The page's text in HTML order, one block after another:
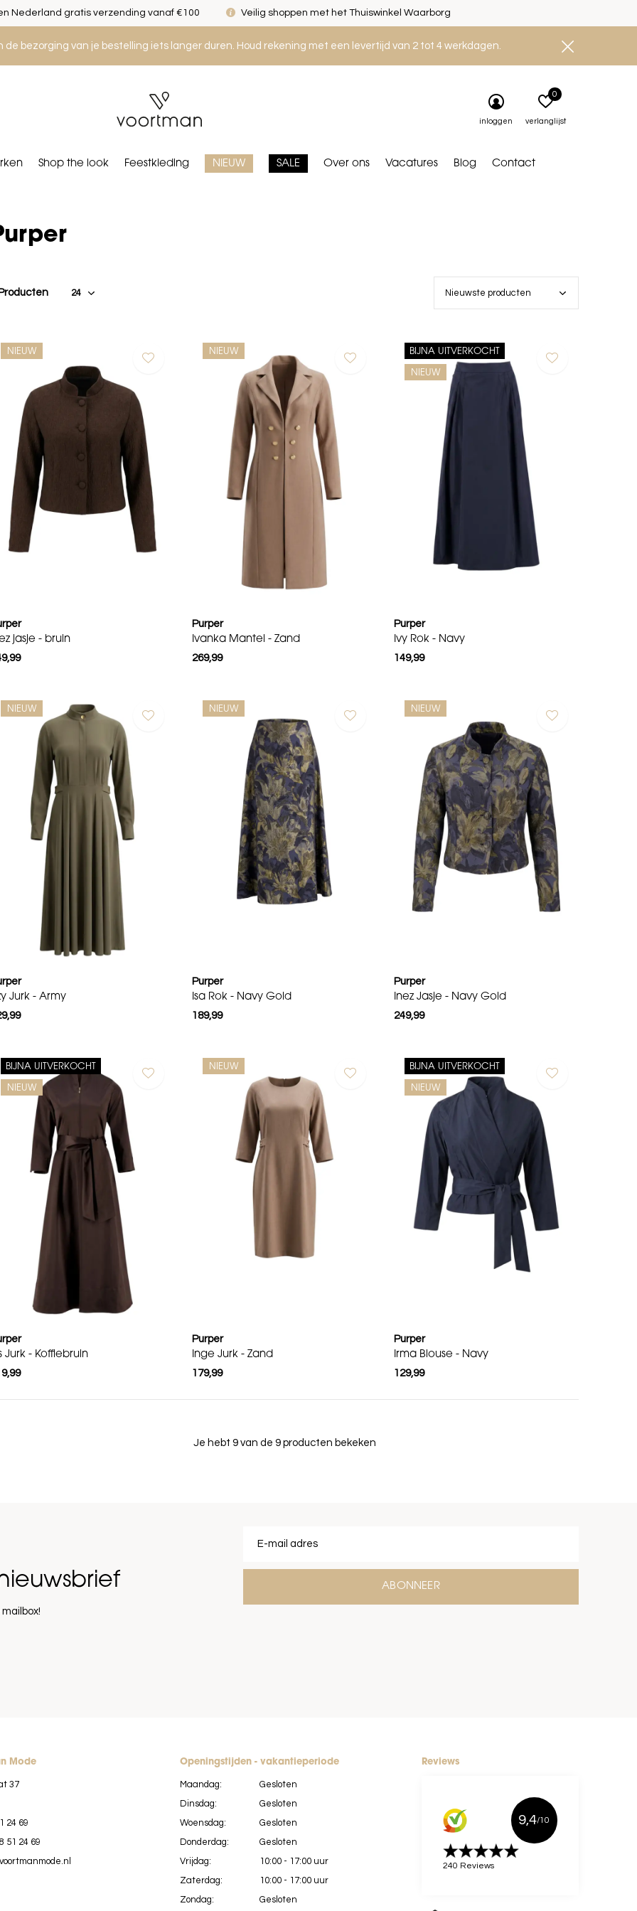
de bezorging van je bestelling iets langer duren. Houd rekening met een levertijd van 2 tot 4 werkdagen.
Shop the look Feestkleding NIEUW SALE Over ons Vacatures Blog Contact
inloggen verlanglijst
0
Nederland gratis verzending vanaf €100 Veilig shoppen met het Thuiswinkel Waarborg
NIEUW
jasje - bruin
NIEUW
Purper
Ivanka Mantel - Zand
269,99
BIJNA UITVERKOCHT
NIEUW
Purper
Ivy Rok - Navy
149,99
NIEUW
Jurk - Army
NIEUW
Purper
Isa Rok - Navy Gold
189,99
NIEUW
Purper
Inez Jasje - Navy Gold
249,99
BIJNA UITVERKOCHT
NIEUW
Jurk - Koffiebruin
NIEUW
Purper
Inge Jurk - Zand
179,99
BIJNA UITVERKOCHT
NIEUW
Purper
Irma Blouse - Navy
129,99
Je hebt 9 van de 9 producten bekeken
ABONNEER
Mode
37
24 69
51 24 69
Openingstijden - vakantieperiode
Maandag:
Dinsdag:
Woensdag:
Donderdag:
Vrijdag:
Zaterdag:
Zondag:
Gesloten
Gesloten
Gesloten
Gesloten
10:00 - 17:00 uur
10:00 - 17:00 uur
Gesloten
Reviews
9,4/10
240 Reviews